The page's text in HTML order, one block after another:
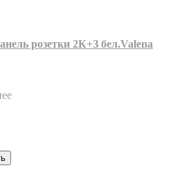
розетки 2К+З бел.Valena